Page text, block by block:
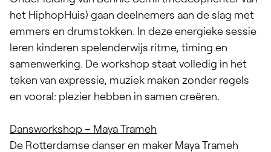
het HiphopHuis) gaan deelnemers aan de slag met
emmers en drumstokken. In deze energieke sessie
leren kinderen spelenderwijs ritme, timing en
samenwerking. De workshop staat volledig in het
teken van expressie, muziek maken zonder regels
en vooral: plezier hebben in samen creëren.
Dansworkshop – Maya Trameh
De Rotterdamse danser en maker Maya Trameh